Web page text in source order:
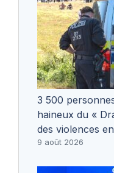
3 500
haineux du «
des violences
9 août 2026